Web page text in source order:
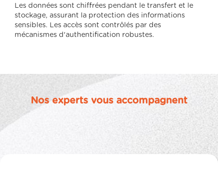
Les données sont chiffrées pendant le transfert et le
stockage, assurant la protection des informations
sensibles. Les accès sont contrôlés par des
mécanismes d'authentification robustes.
Nos experts vous accompagnent